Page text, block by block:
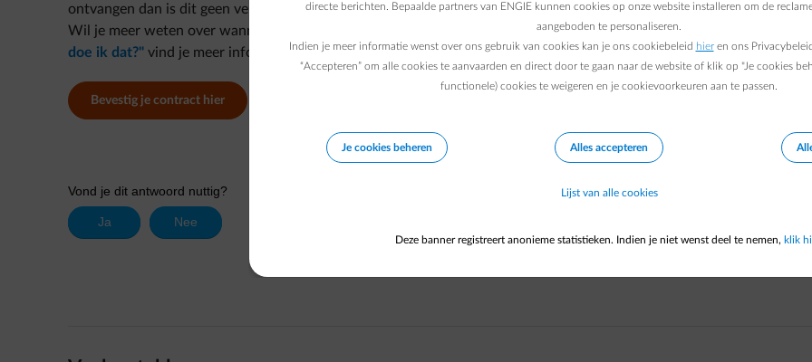
ontvangen dan is dit geen vergetelheid maar omdat in jouw geval geen bevestiging nodig is.
Wil je meer weten over wanneer en hoe je je contract moet activeren? In onzeFAQ "Moet ik mijn contract
doe ik dat?" vind je meer informatie.
Bevestig je contract hier
directe berichten. Bepaalde partners van ENGIE kunnen cookies op onze website installeren om de
aangeboden te personaliseren.
Indien je meer informatie wenst over ons gebruik van cookies kan je ons cookiebeleid hieren ons
“Accepteren” om alle cookies te aanvaarden en direct door te gaan naar de website of klik op "Je cookies
functionele) cookies te weigeren en je cookievoorkeuren aan te passen.
Je cookies beheren Alles accepteren
Lijst van alle cookies
Deze banner registreert anonieme statistieken. Indien je niet wenst deel te nemen, klik